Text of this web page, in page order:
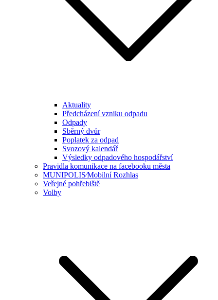
Aktuality
Předcházení vzniku odpadu
Odpady
Sběrný dvůr
Poplatek za odpad
Svozový kalendář
Výsledky odpadového hospodářství
Pravidla komunikace na facebooku města
MUNIPOLIS⁄Mobilní Rozhlas
Veřejné pohřebiště
Volby